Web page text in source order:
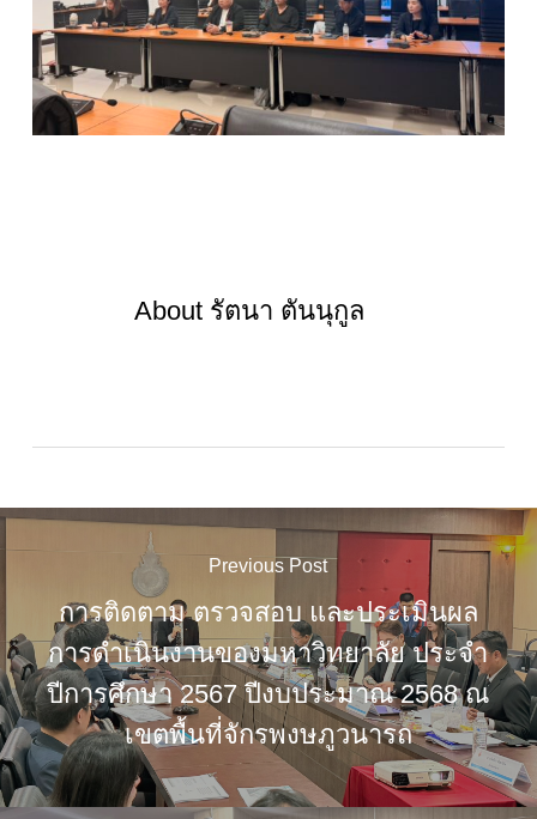
Aboutรัตนา ตันนุกูล
Previous Post
การติดตาม ตรวจสอบ และประเมินผล
การดำเนินงานของมหาวิทยาลัย ประจำ
ปีการศึกษา 2567 ปีงบประมาณ 2568 ณ
เขตพื้นที่จักรพงษภูวนารถ